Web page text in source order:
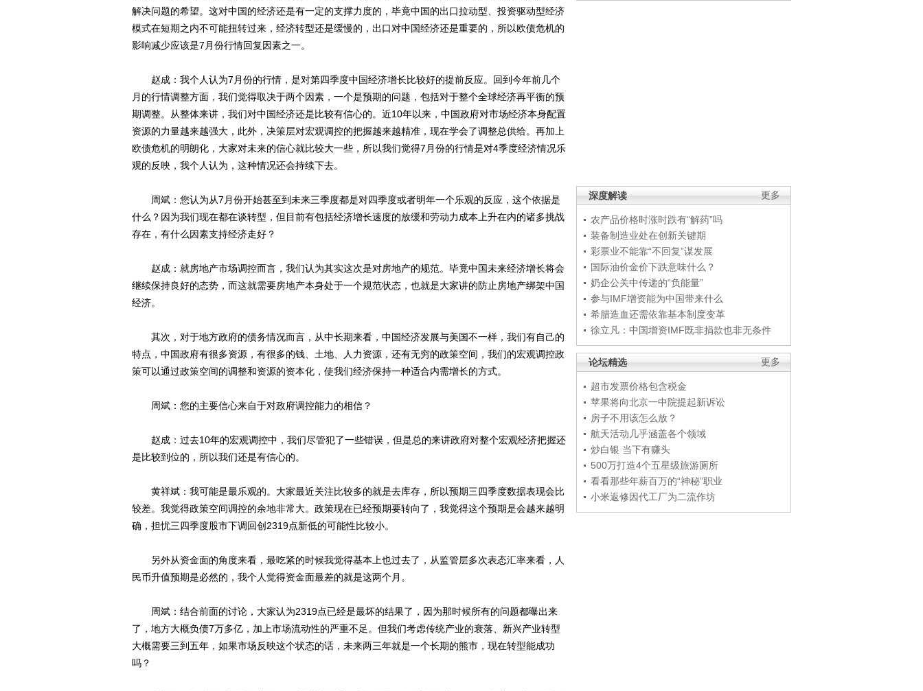
更多
深度解读
农产品价格时涨时跌有“解药”吗
装备制造业处在创新关键期
彩票业不能靠“不回复”谋发展
国际油价金价下跌意味什么？
奶企公关中传递的“负能量”
参与IMF增资能为中国带来什么
希腊造血还需依靠基本制度变革
徐立凡：中国增资IMF既非捐款也非无条件
更多
论坛精选
超市发票价格包含税金
苹果将向北京一中院提起新诉讼
房子不用该怎么放？
航天活动几乎涵盖各个领域
炒白银 当下有赚头
500万打造4个五星级旅游厕所
看看那些年薪百万的“神秘”职业
小米返修因代工厂为二流作坊
解决问题的希望。这对中国的经济还是有一定的支撑力度的，毕竟中国的出口拉动型、投资驱动型经济
模式在短期之内不可能扭转过来，经济转型还是缓慢的，出口对中国经济还是重要的，所以欧债危机的
影响减少应该是7月份行情回复因素之一。
赵成：我个人认为7月份的行情，是对第四季度中国经济增长比较好的提前反应。回到今年前几个
月的行情调整方面，我们觉得取决于两个因素，一个是预期的问题，包括对于整个全球经济再平衡的预
期调整。从整体来讲，我们对中国经济还是比较有信心的。近10年以来，中国政府对市场经济本身配置
资源的力量越来越强大，此外，决策层对宏观调控的把握越来越精准，现在学会了调整总供给。再加上
欧债危机的明朗化，大家对未来的信心就比较大一些，所以我们觉得7月份的行情是对4季度经济情况乐
观的反映，我个人认为，这种情况还会持续下去。
周斌：您认为从7月份开始甚至到未来三季度都是对四季度或者明年一个乐观的反应，这个依据是
什么？因为我们现在都在谈转型，但目前有包括经济增长速度的放缓和劳动力成本上升在内的诸多挑战
存在，有什么因素支持经济走好？
赵成：就房地产市场调控而言，我们认为其实这次是对房地产的规范。毕竟中国未来经济增长将会
继续保持良好的态势，而这就需要房地产本身处于一个规范状态，也就是大家讲的防止房地产绑架中国
经济。
其次，对于地方政府的债务情况而言，从中长期来看，中国经济发展与美国不一样，我们有自己的
特点，中国政府有很多资源，有很多的钱、土地、人力资源，还有无穷的政策空间，我们的宏观调控政
策可以通过政策空间的调整和资源的资本化，使我们经济保持一种适合内需增长的方式。
周斌：您的主要信心来自于对政府调控能力的相信？
赵成：过去10年的宏观调控中，我们尽管犯了一些错误，但是总的来讲政府对整个宏观经济把握还
是比较到位的，所以我们还是有信心的。
黄祥斌：我可能是最乐观的。大家最近关注比较多的就是去库存，所以预期三四季度数据表现会比
较差。我觉得政策空间调控的余地非常大。政策现在已经预期要转向了，我觉得这个预期是会越来越明
确，担忧三四季度股市下调回创2319点新低的可能性比较小。
另外从资金面的角度来看，最吃紧的时候我觉得基本上也过去了，从监管层多次表态汇率来看，人
民币升值预期是必然的，我个人觉得资金面最差的就是这两个月。
周斌：结合前面的讨论，大家认为2319点已经是最坏的结果了，因为那时候所有的问题都曝出来
了，地方大概负债7万多亿，加上市场流动性的严重不足。但我们考虑传统产业的衰落、新兴产业转型
大概需要三到五年，如果市场反映这个状态的话，未来两三年就是一个长期的熊市，现在转型能成功
吗？